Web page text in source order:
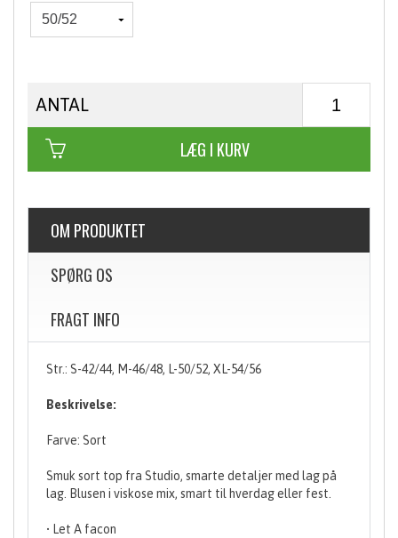
ANTAL
LÆG I KURV
OM PRODUKTET
SPØRG OS
FRAGT INFO
Str.: S-42/44, M-46/48, L-50/52, XL-54/56
Beskrivelse:
Farve: Sort
Smuk sort top fra Studio, smarte detaljer med lag på
lag. Blusen i viskose mix, smart til hverdag eller fest.
• Let A facon